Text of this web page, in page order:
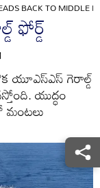
BACK TO MIDDLE
ఫోర్డ్‌
యూఎస్ఎస్ గెరాల్డ్‌
యుద్ధం